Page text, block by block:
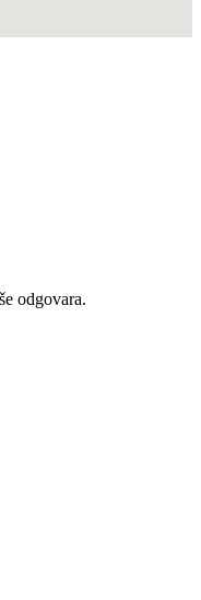
odgovara.